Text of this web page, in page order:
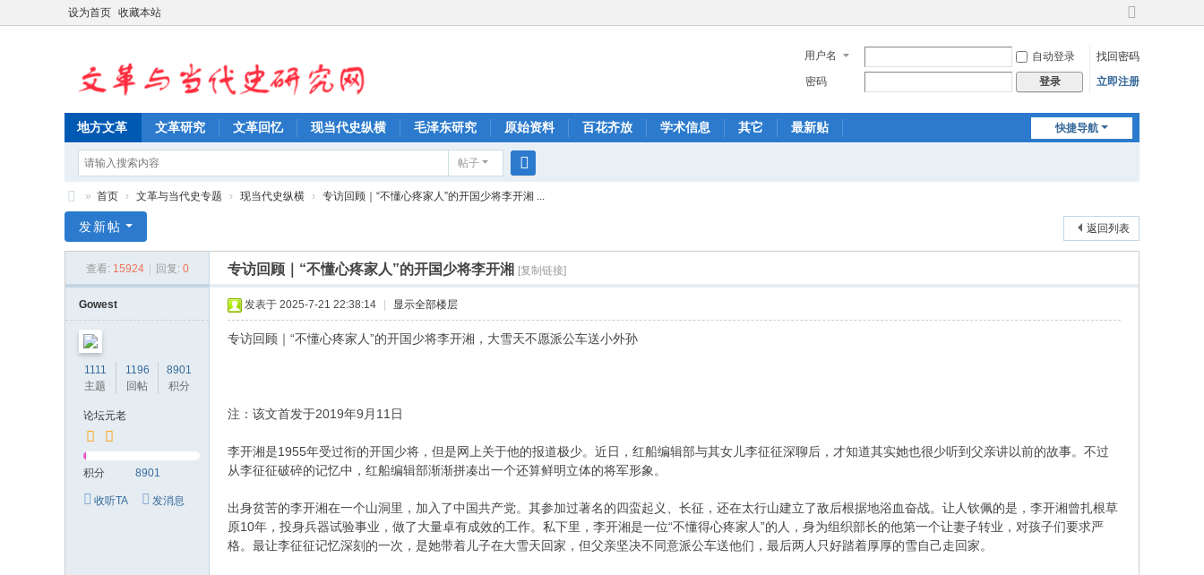
设为首页 收藏本站
切
到
宽
用户名 自动登录
找回密码
密码
登录 立即注册
快捷导航
地方文革 文革研究 文革回忆 现当代史纵横 毛泽东研究 原始资料 百花齐放 学术信息 其它 最新贴
帖子
搜
革
» 首页 › 文革与当代史专题 › 现当代史纵横 › 专访回顾｜“不懂心疼家人”的开国少将李开湘 ...
返回列表
发新帖
查看: 15924 回复: 0 专访回顾｜“不懂心疼家人”的开国少将李开湘 [复制链接]
Gowest
1111
主题
1196
回帖
8901
积分
论坛元老
积分 8901
收听TA 发消息
发表于 2025-7-21 22:38:14 显示全部楼层
专访回顾｜“不懂心疼家人”的开国少将李开湘，大雪天不愿派公车送小外孙
注：该文首发于2019年9月11日
李开湘是1955年受过衔的开国少将，但是网上关于他的报道极少。近日，红船编辑部与其女儿李征征深聊后，才知道其实她也很少听到父亲讲以前的故事。不过
从李征征破碎的记忆中，红船编辑部渐渐拼凑出一个还算鲜明立体的将军形象。
出身贫苦的李开湘在一个山洞里，加入了中国共产党。其参加过著名的四蛮起义、长征，还在太行山建立了敌后根据地浴血奋战。让人钦佩的是，李开湘曾扎根草
原10年，投身兵器试验事业，做了大量卓有成效的工作。私下里，李开湘是一位“不懂得心疼家人”的人，身为组织部长的他第一个让妻子转业，对孩子们要求严
格。最让李征征记忆深刻的一次，是她带着儿子在大雪天回家，但父亲坚决不同意派公车送他们，最后两人只好踏着厚厚的雪自己走回家。